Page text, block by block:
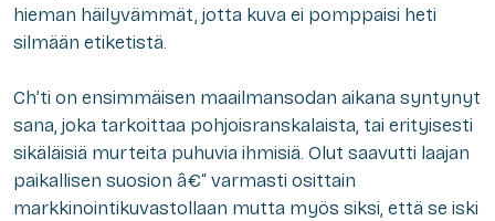
hieman häilyvämmät, jotta kuva ei pomppaisi heti
silmään etiketistä.
Ch’ti on ensimmäisen maailmansodan aikana syntynyt
sana, joka tarkoittaa pohjoisranskalaista, tai erityisesti
sikäläisiä murteita puhuvia ihmisiä. Olut saavutti laajan
paikallisen suosion â€“ varmasti osittain
markkinointikuvastollaan mutta myös siksi, että se iski